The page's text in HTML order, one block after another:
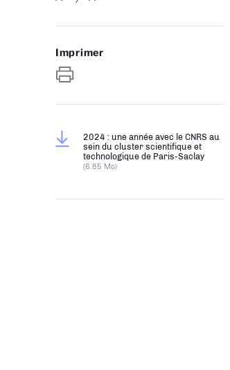
Imprimer
2024 : une année avec le CNRS au
sein du cluster scientifique et
technologique de Paris-Saclay
(6.85 Mo)